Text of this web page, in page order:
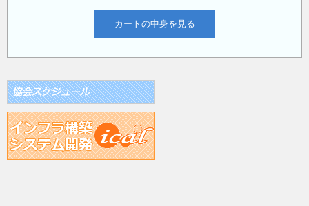
カートの中身を見る